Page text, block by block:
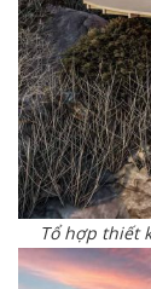
Tổ hợp thiết